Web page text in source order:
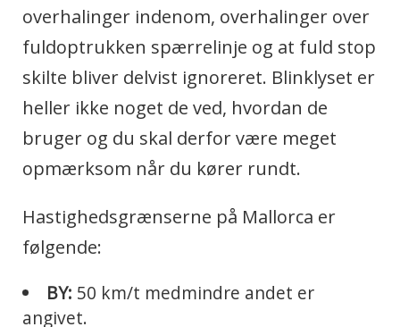
overhalinger indenom, overhalinger over
fuldoptrukken spærrelinje og at fuld stop
skilte bliver delvist ignoreret. Blinklyset er
heller ikke noget de ved, hvordan de
bruger og du skal derfor være meget
opmærksom når du kører rundt.
Hastighedsgrænserne på Mallorca er
følgende:
BY: 50 km/t medmindre andet er
angivet.